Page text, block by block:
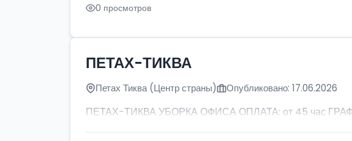
0 просмотров
ПЕТАХ-ТИКВА
Петах Тиква (Центр страны) Опубликовано: 17.06.2026
ПЕТАХ-ТИКВА УБОРКА ОФИСА ОПЛАТА: от 45 час